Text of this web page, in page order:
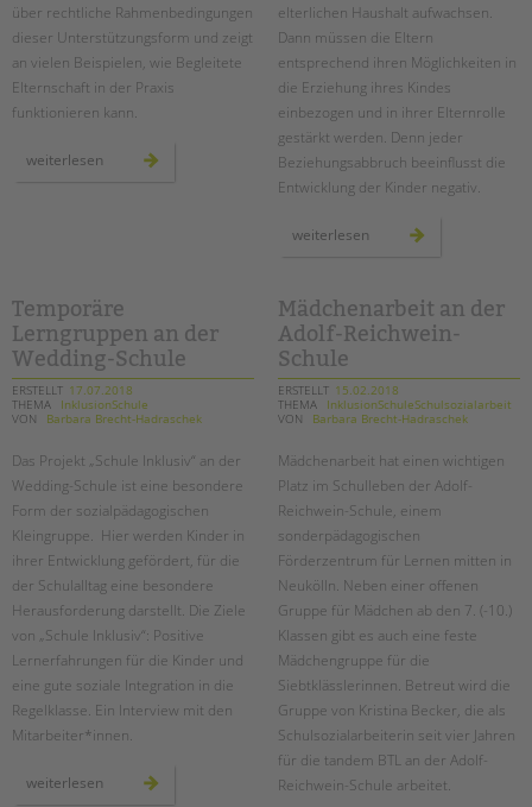
über rechtliche Rahmenbedingungen
dieser Unterstützungsform und zeigt
an vielen Beispielen, wie Begleitete
Elternschaft in der Praxis
funktionieren kann.
weiterlesen themenheft:
begleitete
elterlichen Haushalt aufwachsen.
Dann müssen die Eltern
entsprechend ihren Möglichkeiten in
die Erziehung ihres Kindes
einbezogen und in ihrer Elternrolle
gestärkt werden. Denn jeder
Beziehungsabbruch beeinflusst die
Entwicklung der Kinder negativ.
weiterlesen
bleiben
räumlicher
trennung
Temporäre
Lerngruppen an der
Wedding-Schule
ERSTELLT 17.07.2018
THEMA
InklusionSchule
VON
Barbara Brecht-Hadraschek
Das Projekt „Schule Inklusiv“ an der
Wedding-Schule ist eine besondere
Form der sozialpädagogischen
Kleingruppe. Hier werden Kinder in
ihrer Entwicklung gefördert, für die
der Schulalltag eine besondere
Herausforderung darstellt. Die Ziele
von „Schule Inklusiv“: Positive
Lernerfahrungen für die Kinder und
eine gute soziale Integration in die
Regelklasse. Ein Interview mit den
Mitarbeiter*innen.
weiterlesen temporäre
lerngruppen
Mädchenarbeit an der
Adolf-Reichwein-
Schule
ERSTELLT 15.02.2018
THEMA
InklusionSchuleSchulsozialarbeit
VON
Barbara Brecht-Hadraschek
Mädchenarbeit hat einen wichtigen
Platz im Schulleben der Adolf-
Reichwein-Schule, einem
sonderpädagogischen
Förderzentrum für Lernen mitten in
Neukölln. Neben einer offenen
Gruppe für Mädchen ab den 7. (-10.)
Klassen gibt es auch eine feste
Mädchengruppe für die
Siebtklässlerinnen. Betreut wird die
Gruppe von Kristina Becker, die als
Schulsozialarbeiterin seit vier Jahren
für die tandem BTL an der Adolf-
Reichwein-Schule arbeitet.